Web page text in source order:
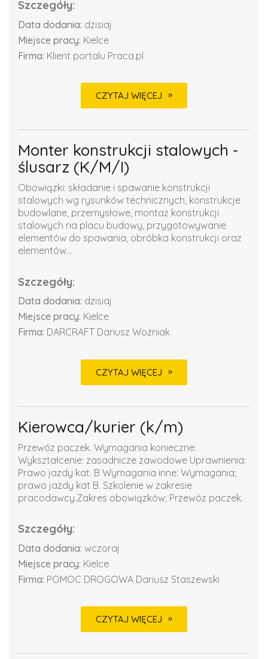
Szczegóły:
Data dodania: dzisiaj
Miejsce pracy: Kielce
Firma: Klient portalu Praca.pl
CZYTAJ WIĘCEJ
Monter konstrukcji stalowych -
ślusarz (K/M/I)
Obowiązki: składanie i spawanie konstrukcji
stalowych wg rysunków technicznych, konstrukcje
budowlane, przemysłowe, montaż konstrukcji
stalowych na placu budowy, przygotowywanie
elementów do spawania, obróbka konstrukcji oraz
elementów...
Szczegóły:
Data dodania: dzisiaj
Miejsce pracy: Kielce
Firma: DARCRAFT Dariusz Woźniak
CZYTAJ WIĘCEJ
Kierowca/kurier (k/m)
Przewóz paczek. Wymagania konieczne:
Wykształcenie: zasadnicze zawodowe Uprawnienia:
Prawo jazdy kat. B Wymagania inne: Wymagania;
prawo jazdy kat B. Szkolenie w zakresie
pracodawcy.Zakres obowiązków; Przewóz paczek.
Szczegóły:
Data dodania: wczoraj
Miejsce pracy: Kielce
Firma: POMOC DROGOWA Dariusz Staszewski
CZYTAJ WIĘCEJ